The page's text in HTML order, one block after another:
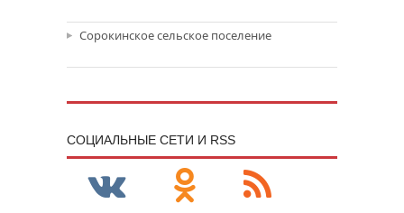
Сорокинское сельское поселение
CОЦИАЛЬНЫЕ СЕТИ И RSS